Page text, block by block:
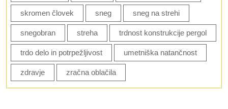
skromen človek sneg sneg na strehi
snegobran streha trdnost konstrukcije pergol
trdo delo in potrpežljivost umetniška natančnost
zdravje zračna oblačila